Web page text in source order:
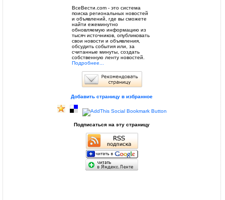
ВсеВести.com - это система
поиска региональных новостей
и объявлений, где вы сможете
найти ежеминутно
обновляемую информацию из
тысяч источников, опубликовать
свои новости и объявления,
обсудить события или, за
считанные минуты, создать
собственную ленту новостей.
Подробнее...
Добавить страницу в избранное
Подписаться на эту страницу